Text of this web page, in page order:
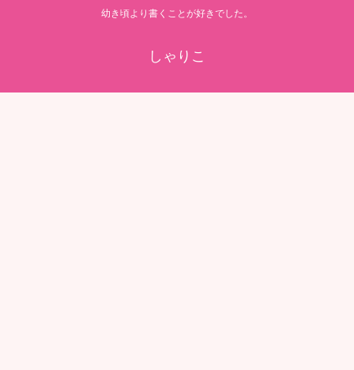
幼き頃より書くことが好きでした。
しゃりこ